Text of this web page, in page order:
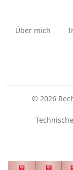
Über mich
© 2026